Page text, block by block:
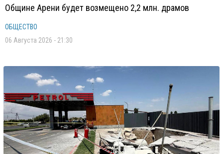
Общине Арени будет возмещено 2,2 млн. драмов
ОБЩЕСТВО
06 Августа 2026 - 21:30